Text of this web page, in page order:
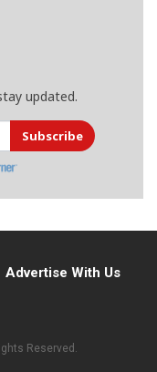
updated.
Subscribe
Advertise With Us
Reserved.